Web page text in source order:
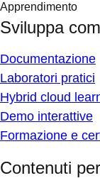
Apprendimento
Sviluppa
Documentazione
Laboratori pratici
Hybrid cloud
Demo interattive
Formazione e
Contenuti